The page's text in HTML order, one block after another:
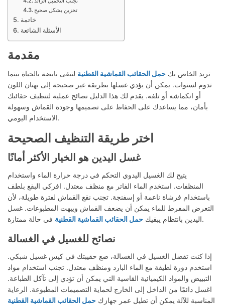
تخزين بشكل صحيح
خاتمة
الأسئلة الشائعة
مقدمة
تريد الخاص بك حمل الحقائب القماشية القطنية لتبقى نابضة بالحياة بينما
تدوم لسنوات. يمكن أن يؤدي غسلها بطريقة غير صحيحة إلى بهتان اللون
أو انكماشه أو تلفه. يقدم لك هذا الدليل نصائح عملية لتنظيف حقائبك
بأمان، مما يساعدك على الحفاظ على تصميمها وجودة القماش وسهولة
الاستخدام اليومي.
اختر طريقة التنظيف الصحيحة
غسل اليدين هو الخيار الأكثر أمانًا
يتيح لك الغسيل اليدوي التحكم في درجة حرارة الماء واستخدام
المنظفات. استخدم الماء الفاتر مع منظف معتدل. افركي البقع بلطف
باستخدام فرشاة ناعمة أو إسفنجة. تجنب نقع القماش لفترة طويلة، لأن
التعرض المفرط للماء يمكن أن يضعف القماش ويبهت المطبوعات. غسل
اليدين بانتظام يبقيك حمل الحقائب القماشية القطنية في حالة ممتازة.
نصائح للغسيل في الغسالة
إذا كنت تفضل الغسيل في الغسالة، ضع حقيبتك في كيس غسيل شبكي.
استخدم دورة لطيفة مع الماء البارد ومنظف معتدل. تجنب استخدام مواد
التبييض والمواد الكيميائية القاسية التي يمكن أن تؤدي إلى تآكل الطباعة.
اغسل دائمًا من الداخل إلى الخارج لحماية التصميمات المطبوعة. الرعاية
المناسبة للآلة يمكن أن تطيل عمر جهازك حمل الحقائب القماشية القطنية